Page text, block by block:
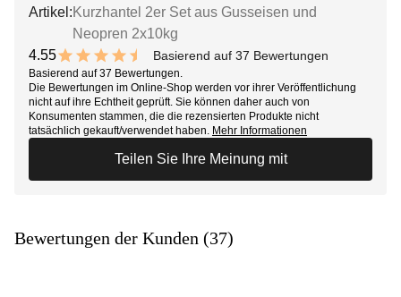
Artikel: Kurzhantel 2er Set aus Gusseisen und
Neopren 2x10kg
4.55
9.1 out of 10 stars
Basierend auf 37 Bewertungen
Basierend auf 37 Bewertungen.
Die Bewertungen im Online-Shop werden vor ihrer Veröffentlichung
nicht auf ihre Echtheit geprüft. Sie können daher auch von
Konsumenten stammen, die die rezensierten Produkte nicht
tatsächlich gekauft/verwendet haben. Mehr Informationen
Teilen Sie Ihre Meinung mit
Bewertungen der Kunden (37)